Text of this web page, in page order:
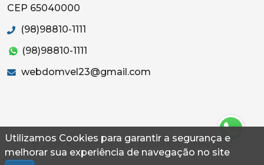
Utilizamos Cookies para garantir a segurança e
melhorar sua experiência de navegação no site
CEP 65040000
(98)98810-1111
(98)98810-1111
webdomvel23@gmail.com
© 2026 Autoconf. Todos os direitos reservados.